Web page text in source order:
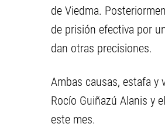
de Viedma.
de prisión efectiva por
dan otras precisiones.
Ambas causas, estafa y
Rocío Guiñazú Alanis y
este mes.